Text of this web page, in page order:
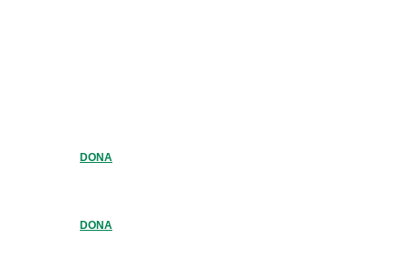
DONA
DONA